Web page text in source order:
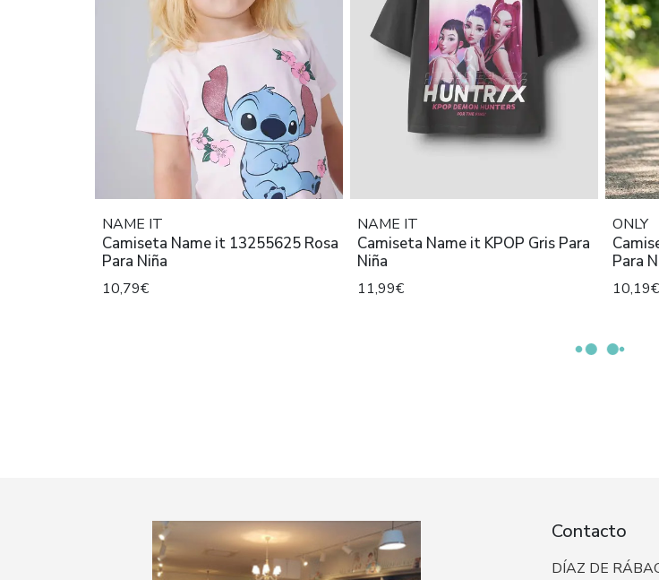
NAME IT
Camiseta Name it 13255625 Rosa
Para Niña
10,79€
NAME IT
Camiseta Name it KPOP Gris Para
Niña
11,99€
ONLY
Para
10,19€
Contacto
DÍAZ DE